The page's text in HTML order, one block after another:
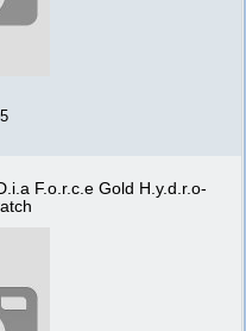
F.o.r.c.e Gold H.y.d.r.o-